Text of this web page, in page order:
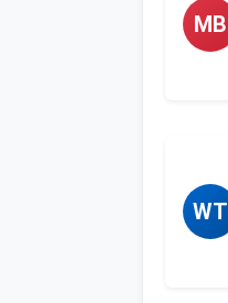
MB
WT